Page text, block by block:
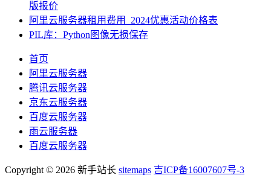
版报价
阿里云服务器租用费用_2024优惠活动价格表
PIL库：Python图像无损保存
首页
阿里云服务器
腾讯云服务器
京东云服务器
百度云服务器
雨云服务器
百度云服务器
Copyright © 2026 新手站长 sitemaps 吉ICP备16007607号-3